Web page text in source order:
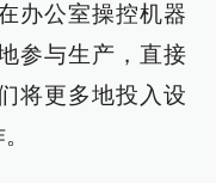
办公室操控机器
参与生产，直接
将更多地投入设